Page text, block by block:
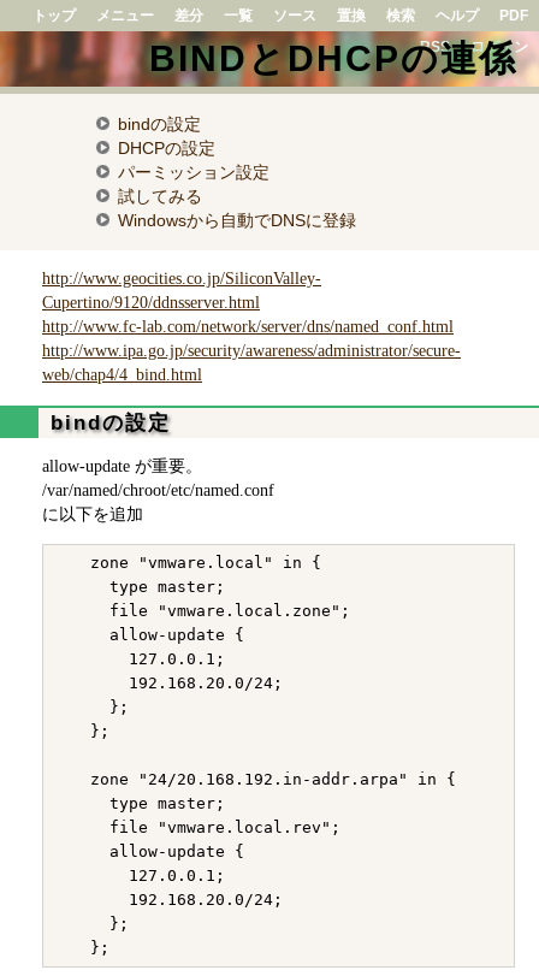
トップ メニュー 差分 一覧 ソース 置換 検索 ヘルプ
PDF
RSS
ログイン
BINDとDHCPの連係
bindの設定
DHCPの設定
パーミッション設定
試してみる
Windowsから自動でDNSに登録
http://www.geocities.co.jp/SiliconValley-
Cupertino/9120/ddnsserver.html
http://www.fc-lab.com/network/server/dns/named_conf.html
http://www.ipa.go.jp/security/awareness/administrator/secure-
web/chap4/4_bind.html
bindの設定
allow-update が重要。
/var/named/chroot/etc/named.conf
に以下を追加
   zone "vmware.local" in {
     type master;
     file "vmware.local.zone";
     allow-update {
       127.0.0.1;
       192.168.20.0/24;
     };
   };
   zone "24/20.168.192.in-addr.arpa" in {
     type master;
     file "vmware.local.rev";
     allow-update {
       127.0.0.1;
       192.168.20.0/24;
     };